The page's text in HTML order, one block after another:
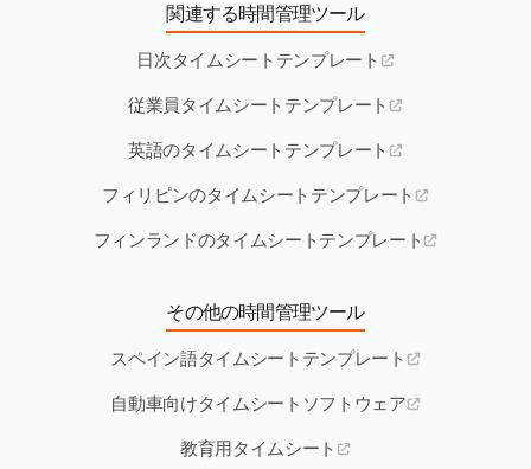
関連する時間管理ツール
日次タイムシートテンプレート
従業員タイムシートテンプレート
英語のタイムシートテンプレート
フィリピンのタイムシートテンプレート
フィンランドのタイムシートテンプレート
その他の時間管理ツール
スペイン語タイムシートテンプレート
自動車向けタイムシートソフトウェア
教育用タイムシート